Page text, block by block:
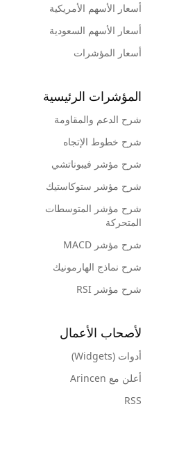
أسعار الأسهم الأمريكية
أسعار الأسهم السعودية
أسعار المؤشرات
المؤشرات الرئيسية
شرح الدعم والمقاومة
شرح خطوط الإتجاه
شرح مؤشر فيبوناتشي
شرح مؤشر ستوكاستيك
شرح مؤشر المتوسطات
المتحركة
شرح مؤشر MACD
شرح نماذج الهارمونيك
شرح مؤشر RSI
لأصحاب الأعمال
أدوات (Widgets)
أعلن مع Arincen
RSS